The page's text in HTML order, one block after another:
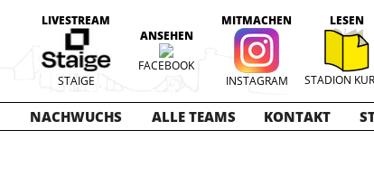
LIVESTREAM
STAIGE
ANSEHEN
FACEBOOK
MITMACHEN
INSTAGRAM
LESEN
STADION
NACHWUCHS ALLE TEAMS KONTAKT